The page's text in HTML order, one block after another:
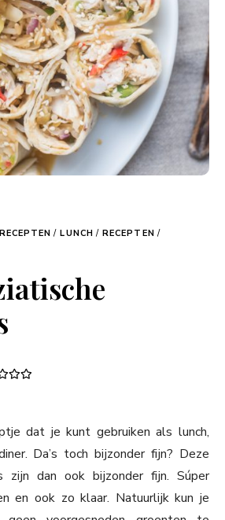
/ LUNCH / RECEPTEN /
dat je kunt gebruiken als lunch,
Da’s toch bijzonder fijn? Deze
zijn dan ook bijzonder fijn. Súper
en ook zo klaar. Natuurlijk kun je